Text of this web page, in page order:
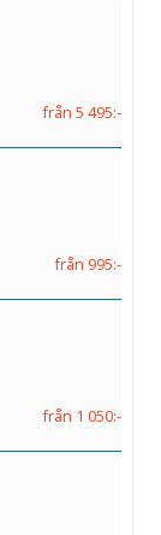
från 5 495:-
från 995:-
från 1 050:-